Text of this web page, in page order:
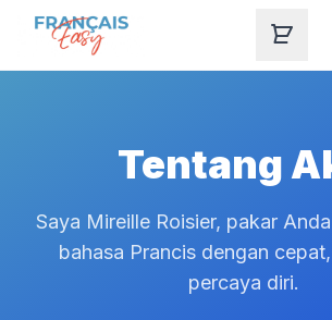
Skip to content
Tentang
Saya Mireille Roisier, pakar
bahasa Prancis dengan
percaya diri.